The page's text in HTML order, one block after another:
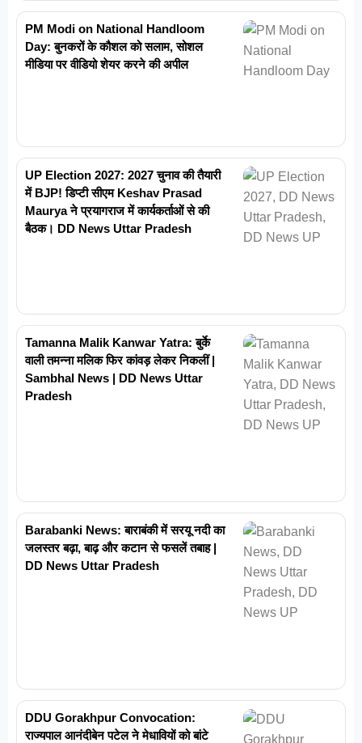
PM Modi on National Handloom
Day: बुनकरों के कौशल को सलाम, सोशल
मीडिया पर वीडियो शेयर करने की अपील
UP Election 2027: 2027 चुनाव की तैयारी
में BJP! डिप्टी सीएम Keshav Prasad
Maurya ने प्रयागराज में कार्यकर्ताओं से की
बैठक। DD News Uttar Pradesh
Tamanna Malik Kanwar Yatra: बुर्के
वाली तमन्ना मलिक फिर कांवड़ लेकर निकलीं |
Sambhal News | DD News Uttar
Pradesh
Barabanki News: बाराबंकी में सरयू नदी का
जलस्तर बढ़ा, बाढ़ और कटान से फसलें तबाह |
DD News Uttar Pradesh
DDU Gorakhpur Convocation:
राज्यपाल आनंदीबेन पटेल ने मेधावियों को बांटे